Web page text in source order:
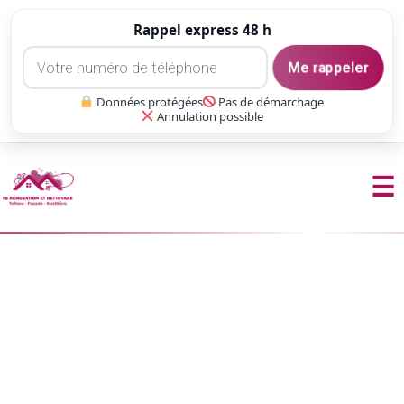
Rappel express 48 h
Me rappeler
Données protégées
Pas de démarchage
Annulation possible
☰